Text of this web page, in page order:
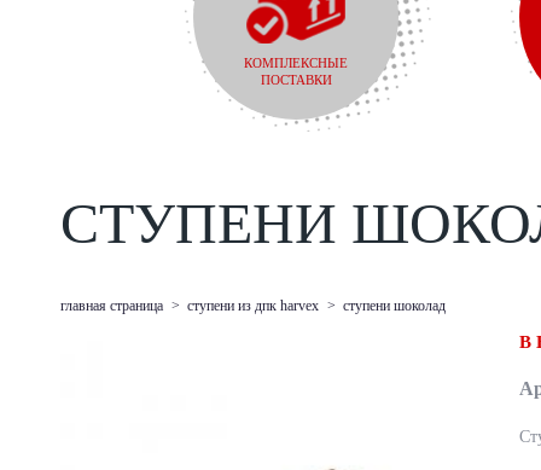
КОМПЛЕКСНЫЕ
ПОСТАВКИ
СТУПЕНИ
главная страница > ступени из дпк harvex > ступени шоколад
В